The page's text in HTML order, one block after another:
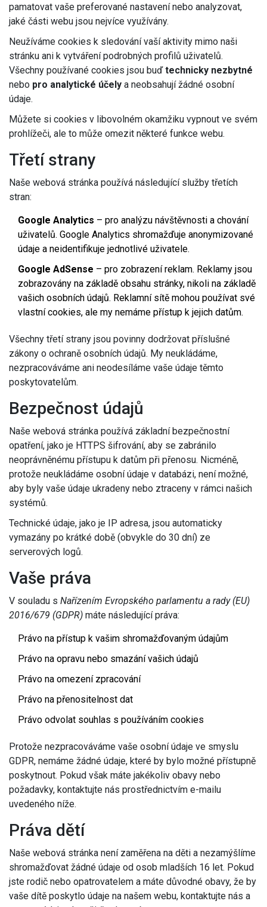
pamatovat vaše preferované nastavení nebo analyzovat,
jaké části webu jsou nejvíce využívány.
Neužíváme cookies k sledování vaší aktivity mimo naši
stránku ani k vytváření podrobných profilů uživatelů.
Všechny používané cookies jsou buďtechnicky nezbytné
nebo pro analytické účely a neobsahují žádné osobní
údaje.
Můžete si cookies v libovolném okamžiku vypnout ve svém
prohlížeči, ale to může omezit některé funkce webu.
Třetí strany
Naše webová stránka používá následující služby třetích
stran:
Google Analytics – pro analýzu návštěvnosti a chování
uživatelů. Google Analytics shromažďuje anonymizované
údaje a neidentifikuje jednotlivé uživatele.
Google AdSense – pro zobrazení reklam. Reklamy jsou
zobrazovány na základě obsahu stránky, nikoli na základě
vašich osobních údajů. Reklamní sítě mohou používat své
vlastní cookies, ale my nemáme přístup k jejich datům.
Všechny třetí strany jsou povinny dodržovat příslušné
zákony o ochraně osobních údajů. My neukládáme,
nezpracováváme ani neodesíláme vaše údaje těmto
poskytovatelům.
Bezpečnost údajů
Naše webová stránka používá základní bezpečnostní
opatření, jako je HTTPS šifrování, aby se zabránilo
neoprávněnému přístupu k datům při přenosu. Nicméně,
protože neukládáme osobní údaje v databázi, není možné,
aby byly vaše údaje ukradeny nebo ztraceny v rámci našich
systémů.
Technické údaje, jako je IP adresa, jsou automaticky
vymazány po krátké době (obvykle do 30 dní) ze
serverových logů.
Vaše práva
V souladu s Nařízením Evropského parlamentu a rady (EU)
2016/679 (GDPR) máte následující práva:
Právo na přístup k vašim shromažďovaným údajům
Právo na opravu nebo smazání vašich údajů
Právo na omezení zpracování
Právo na přenositelnost dat
Právo odvolat souhlas s používáním cookies
Protože nezpracováváme vaše osobní údaje ve smyslu
GDPR, nemáme žádné údaje, které by bylo možné přístupně
poskytnout. Pokud však máte jakékoliv obavy nebo
požadavky, kontaktujte nás prostřednictvím e-mailu
uvedeného níže.
Práva dětí
Naše webová stránka není zaměřena na děti a nezamýšlíme
shromažďovat žádné údaje od osob mladších 16 let. Pokud
jste rodič nebo opatrovatelem a máte důvodné obavy, že by
vaše dítě poskytlo údaje na našem webu, kontaktujte nás a